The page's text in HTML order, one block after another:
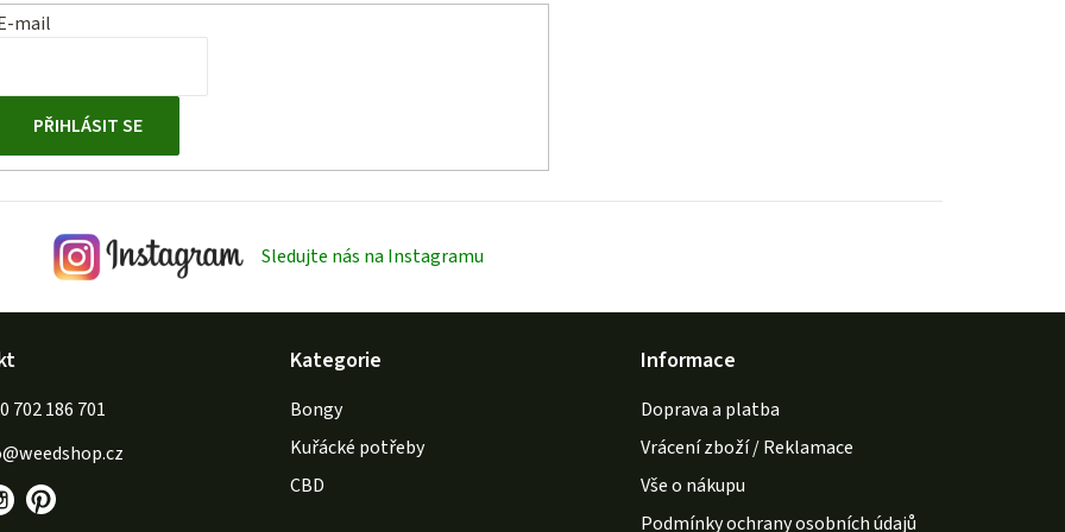
mail
PŘIHLÁSIT SE
Sledujte nás na Instagramu
@weedshop.cz
702 186 701
Kategorie
Bongy
Kuřácké potřeby
CBD
Informace
Doprava a platba
Vrácení zboží / Reklamace
Vše o nákupu
Podmínky ochrany osobních údajů